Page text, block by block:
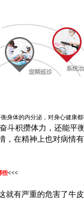
身体的内分泌，对身心健康都
积攒体力，还能平
在精神上也对病情
些<<<
有严重的危害了牛